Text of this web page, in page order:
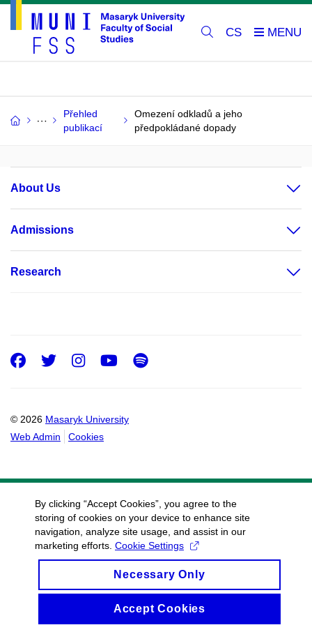
CS
Přehled
publikací
Omezení odkladů a jeho
předpokládané dopady
About Us
Admissions
Research
© 2026 Masaryk University
Web Admin
Cookies
Facebook
Twitter
Instagram
Youtube
Spotify
By clicking “Accept Cookies”, you agree to the
storing of cookies on your device to enhance site
navigation, analyze site usage, and assist in our
marketing efforts. Cookie Settings
Necessary Only
Accept Cookies